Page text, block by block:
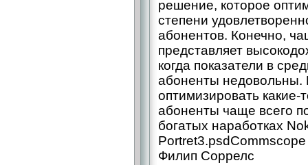
решение, которое
степени
абонентов. Конечно,
представляет
когда показатели в
абоненты недовольны.
оптимизировать какие-
абоненты чаще всего
богатых наработках
Portret3.psdCommscope
Филип Соррелс